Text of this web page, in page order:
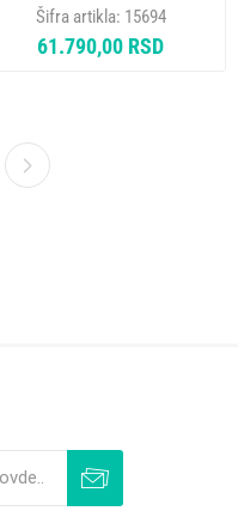
Šifra artikla: 15694
61.790,00 RSD